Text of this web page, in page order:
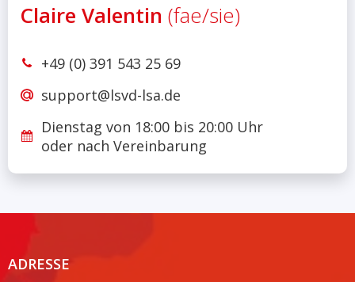
Claire Valentin (fae/sie)
+49 (0) 391 543 25 69
support@lsvd-lsa.de
Dienstag von 18:00 bis 20:00 Uhr
oder nach Vereinbarung
ADRESSE